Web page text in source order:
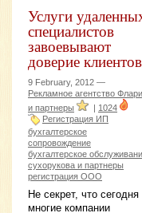
Услуги
специалистов
завоевывают
доверие клиентов
9 February, 2012 —
Рекламное агентство
и партнеры
| 1024
Регистрация ИП
бухгалтерское
сопровождение
бухгалтерское
сухорукова и партнеры
регистрация ООО
Не секрет, что сегодня
многие компании